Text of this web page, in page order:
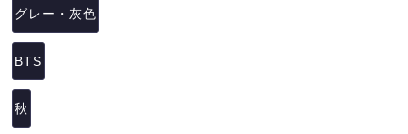
グレー・灰色
BTS
秋